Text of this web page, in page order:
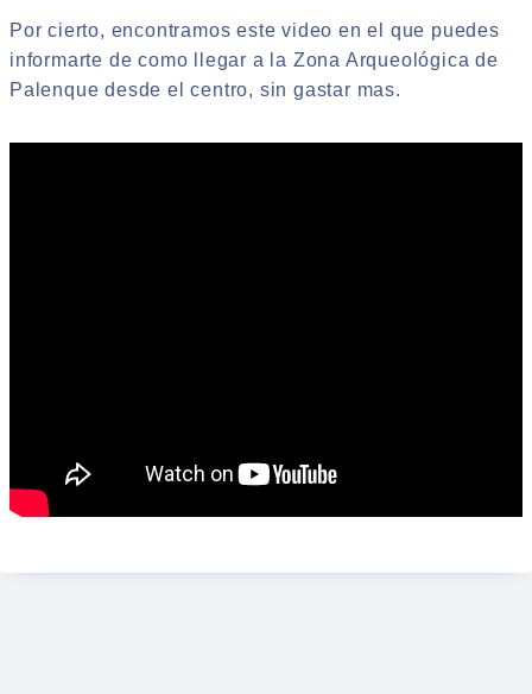
Por cierto, encontramos este video en el que puedes
informarte de como llegar a la Zona Arqueológica de
Palenque desde el centro, sin gastar mas.